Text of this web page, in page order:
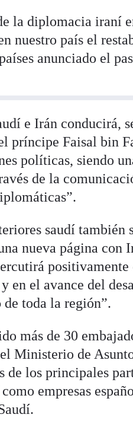
la diplomacia iraní
nuestro país el
anunciado el
e Irán conducirá,
príncipe Faisal bin
políticas, siendo
de la
saudí también
nueva página con
en el avance del
de toda la región”.
más de 30
Ministerio de
de los principales
empresas